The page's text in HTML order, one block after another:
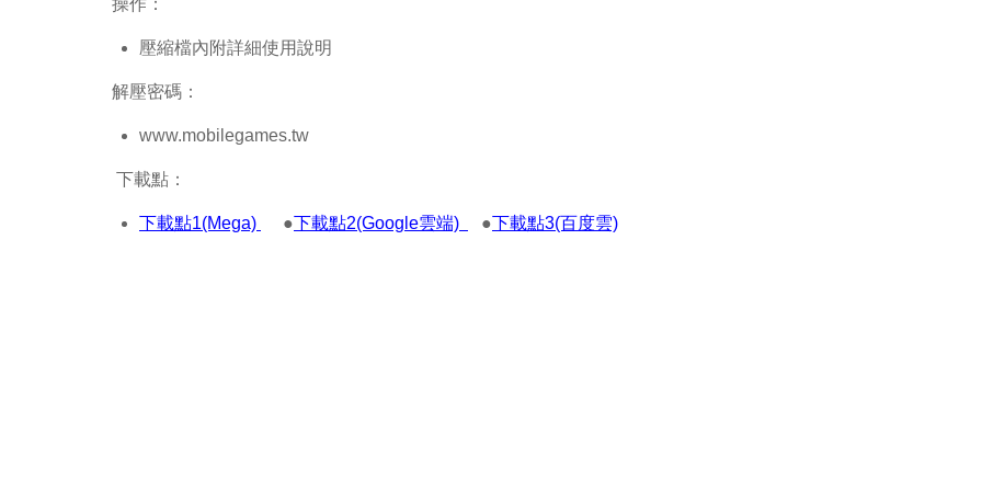
操作：
壓縮檔內附詳細使用說明
解壓密碼：
www.mobilegames.tw
下載點：
下載點1(Mega) ●下載點2(Google雲端) ●下載點3(百度雲)